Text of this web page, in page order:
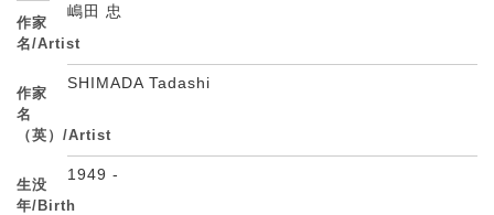
作家
名/Artist
嶋田 忠
作家
名
（英）/Artist
SHIMADA Tadashi
生没
年/Birth
1949 -